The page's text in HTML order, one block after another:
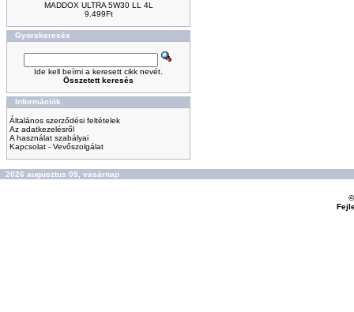
MADDOX ULTRA 5W30 LL 4L
9.499Ft
Gyorskeresés
Ide kell beírni a keresett cikk nevét.
Összetett keresés
Információk
Általános szerződési feltételek
Az adatkezelésről
A használat szabályai
Kapcsolat - Vevőszolgálat
2026 augusztus 09, vasárnap